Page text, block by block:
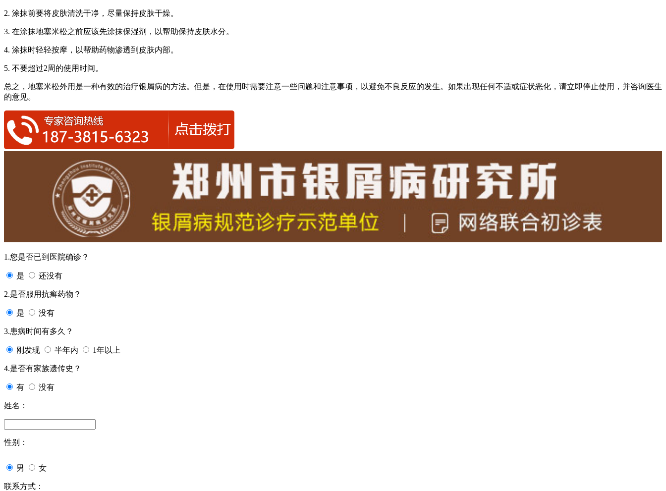
2. 涂抹前要将皮肤清洗干净，尽量保持皮肤干燥。
3. 在涂抹地塞米松之前应该先涂抹保湿剂，以帮助保持皮肤水分。
4. 涂抹时轻轻按摩，以帮助药物渗透到皮肤内部。
5. 不要超过2周的使用时间。
总之，地塞米松外用是一种有效的治疗银屑病的方法。但是，在使用时需要注意一些问题和注意事项，以避免不良反应的发生。如果出现任何不适或症状恶化，请立即停止使用，并咨询医生
的意见。
1.您是否已到医院确诊？
是 还没有
2.是否服用抗癣药物？
是 没有
3.患病时间有多久？
刚发现 半年内 1年以上
4.是否有家族遗传史？
有 没有
姓名：
性别：
男 女
联系方式：